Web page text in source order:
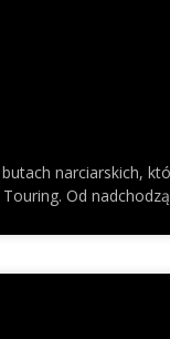
narciarskich,
Od